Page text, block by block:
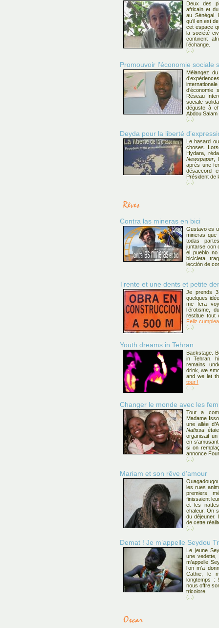
Deux des
africain et
au Sénégal.
qu’il en est
cet espace
la société
continent
l’échange.
(...)
Promouvoir l’économie sociale
Mélangez
d’économie
Réseau
sociale
déguste à
Abdou Salam
(...)
Deyda pour la liberté
Le hasard
choses.
Hydara,
Newspaper ,
après une
désaccord
Président de
(...)
Contra las mineras en bici
Gustavo es
mineras
todas
juntarse con
el pueblo
bicicleta,
lección de
(...)
Trente et une dents et petite
Je prends
quelques
me fera
l’érotisme,
restitue tout
Feliz
(...)
Youth dreams in Tehran
Backstage.
in Tehran,
remains
drink, we
and we let
tour !
(...)
Changer le monde avec les
Tout a
Madame
une allée
Nafissa
organisait
en
si on
annonce
(...)
Mariam et son rêve d’amour
les rues
premiers
finissaient
et les
chaleur. On
du déjeuner.
de cette
(...)
Demat ! Je m’appelle Seydou
Le jeune
une
m’appelle
l’on m’a
Cathie, le
longtemps :
nous offre
tricolore.
(...)